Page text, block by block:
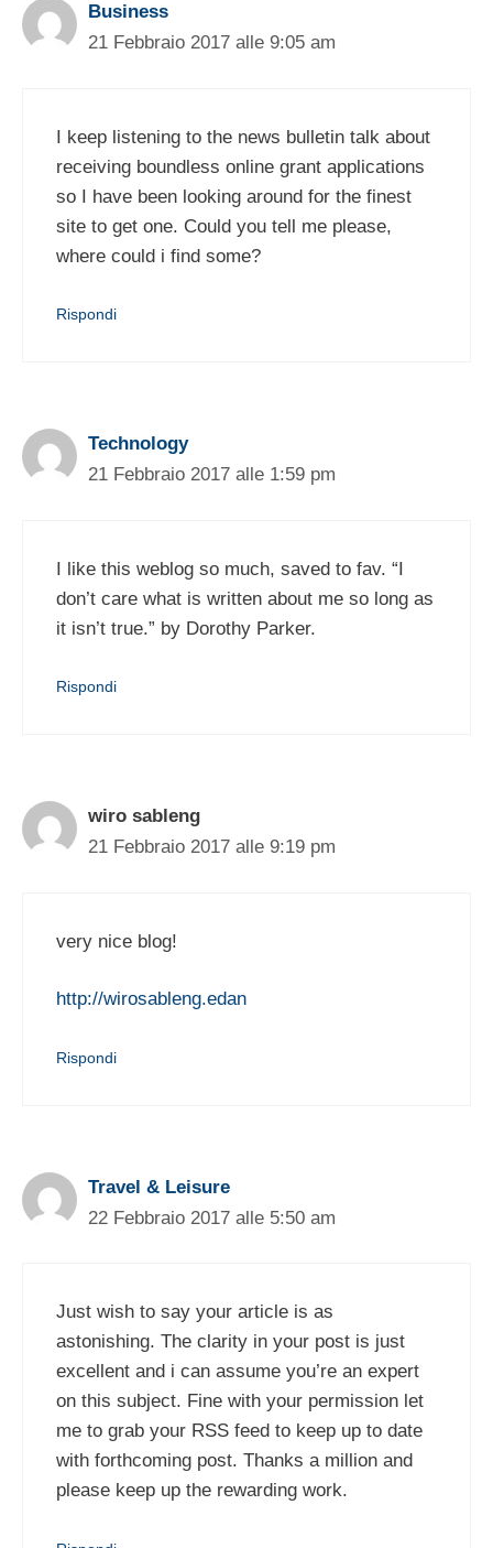
Business
21 Febbraio 2017 alle 9:05 am
I keep listening to the news bulletin talk about
receiving boundless online grant applications
so I have been looking around for the finest
site to get one. Could you tell me please,
where could i find some?
Rispondi
Technology
21 Febbraio 2017 alle 1:59 pm
I like this weblog so much, saved to fav. “I
don’t care what is written about me so long as
it isn’t true.” by Dorothy Parker.
Rispondi
wiro sableng
21 Febbraio 2017 alle 9:19 pm
very nice blog!
http://wirosableng.edan
Rispondi
Travel & Leisure
22 Febbraio 2017 alle 5:50 am
Just wish to say your article is as
astonishing. The clarity in your post is just
excellent and i can assume you’re an expert
on this subject. Fine with your permission let
me to grab your RSS feed to keep up to date
with forthcoming post. Thanks a million and
please keep up the rewarding work.